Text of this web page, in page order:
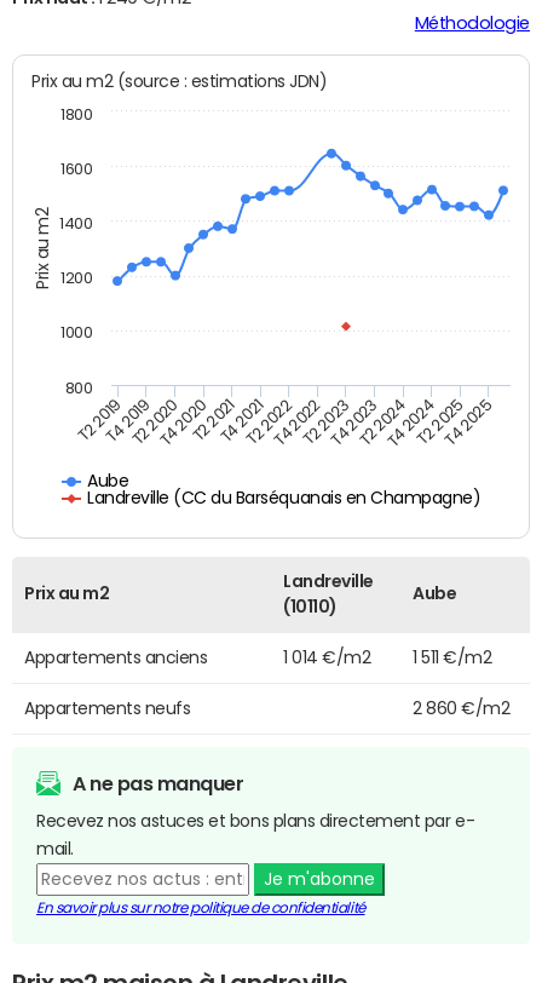
Méthodologie
Prix au m2
Prix au m2 (source : estimations JDN)
Aube
Landreville (CC du Barséquanais en Champagne)
T2 2019T4 2019T2 2020T4 2020T2 2021T4 2021T2 2022T4 2022T2 2023T4 2023T2 2024T4 2024T2 2025T4 2025
800
1000
1200
1400
1600
1800
Prix au m2
Landreville
(10110)
Aube
Appartements anciens 1 014 €/m2 1 511 €/m2
Appartements neufs 2 860 €/m2
A ne pas manquer
Recevez nos astuces et bons plans directement par e-
mail.
Je m'abonne
En savoir plus sur notre politique de confidentialité